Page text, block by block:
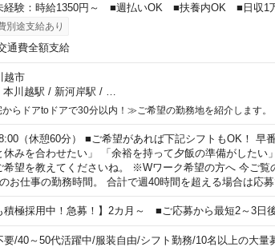
経験：時給1350円～ ■週払いOK ■扶養内OK ■日収1
別途支給あり
通費全額支給
越市
本川越駅 / 新河岸駅 /
らドアtoドアで30分以内！≫ご希望の勤務地を紹介します。
（休憩60分） ■ご希望があれば下記シフトもOK！ 早
休みを合わせたい」 「余裕を持って夕飯の準備がしたい
希望を教えてくださいね。 ※Wワーク希望の方へ 今ご覧
お仕事の勤務時間。 合計で週40時間を超える場合は応募
積極採用中！急募！】2カ月～ ■ご応募から最短2～3日
要/40～50代活躍中/服装自由/シフト勤務/10名以上の大量